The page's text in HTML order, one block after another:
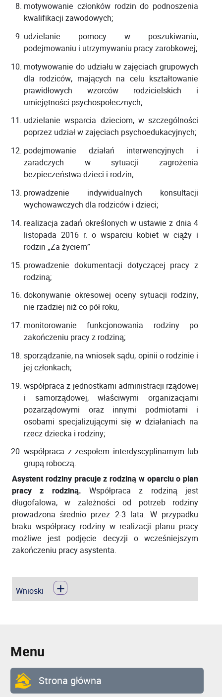
motywowanie członków rodzin do podnoszenia
kwalifikacji zawodowych;
udzielanie pomocy w poszukiwaniu,
podejmowaniu i utrzymywaniu pracy zarobkowej;
motywowanie do udziału w zajęciach grupowych
dla rodziców, mających na celu kształtowanie
prawidłowych wzorców rodzicielskich i
umiejętności psychospołecznych;
udzielanie wsparcia dzieciom, w szczególności
poprzez udział w zajęciach psychoedukacyjnych;
podejmowanie działań interwencyjnych i
zaradczych w sytuacji zagrożenia
bezpieczeństwa dzieci i rodzin;
prowadzenie indywidualnych konsultacji
wychowawczych dla rodziców i dzieci;
realizacja zadań określonych w ustawie z dnia 4
listopada 2016 r. o wsparciu kobiet w ciąży i
rodzin „Za życiem”
prowadzenie dokumentacji dotyczącej pracy z
rodziną;
dokonywanie okresowej oceny sytuacji rodziny,
nie rzadziej niż co pół roku,
monitorowanie funkcjonowania rodziny po
zakończeniu pracy z rodziną;
sporządzanie, na wniosek sądu, opinii o rodzinie i
jej członkach;
współpraca z jednostkami administracji rządowej
i samorządowej, właściwymi organizacjami
pozarządowymi oraz innymi podmiotami i
osobami specjalizującymi się w działaniach na
rzecz dziecka i rodziny;
współpraca z zespołem interdyscyplinarnym lub
grupą roboczą.
Asystent rodziny pracuje z rodziną w oparciu o plan
pracy z rodziną. Współpraca z rodziną jest
długofalowa, w zależności od potrzeb rodziny
prowadzona średnio przez 2-3 lata. W przypadku
braku współpracy rodziny w realizacji planu pracy
możliwe jest podjęcie decyzji o wcześniejszym
zakończeniu pracy asystenta.
Wnioski +
Menu
Strona główna